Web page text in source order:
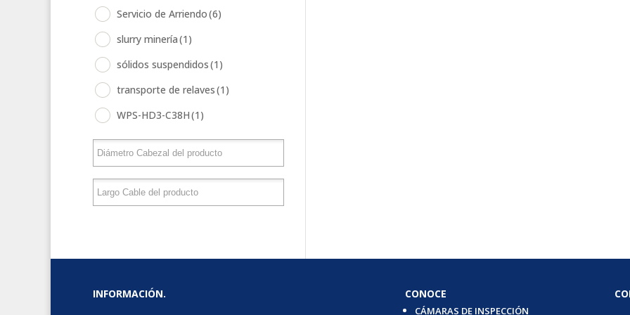
Servicio de Arriendo(6)
slurry minería(1)
sólidos suspendidos(1)
transporte de relaves(1)
WPS-HD3-C38H(1)
INFORMACIÓN.
CONOCE
CÁMARAS DE INSPECCIÓN